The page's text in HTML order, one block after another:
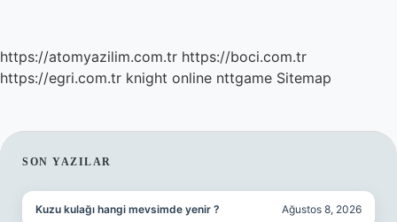
https://atomyazilim.com.tr https://boci.com.tr
https://egri.com.tr knight online nttgame Sitemap
SIDEBAR
SON YAZILAR
Kuzu kulağı hangi mevsimde yenir ? Ağustos 8, 2026